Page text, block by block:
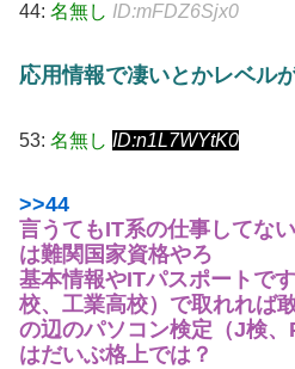
44: 名無し ID:mFDZ6Sjx0
応用情報で凄いとかレベル
53: 名無し ID:n1L7WYtK0
>>44
言うてもIT系の仕事してな
は難関国家資格やろ
基本情報やITパスポートで
校、工業高校）で取れれば
の辺のパソコン検定（J検
はだいぶ格上では？